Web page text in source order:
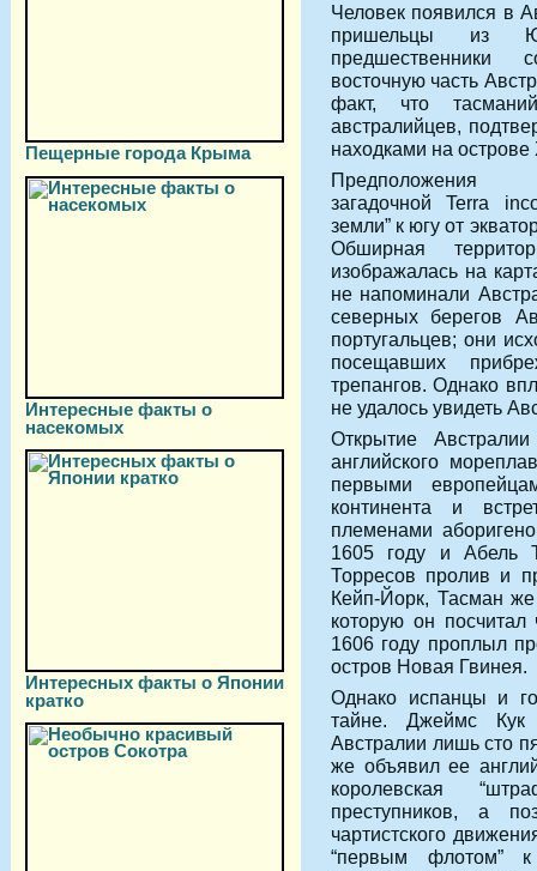
Пещерные города Крыма
Интересные факты о
насекомых
Интересных факты о Японии
кратко
Человек появился в
пришельцы из
предшественники
восточную часть
факт, что
австралийцев,
находками на
загадочной Terra
земли” к югу от
Обширная
изображалась на
не напоминали
северных берегов
португальцев; они
посещавших
трепангов. Однако
не удалось увидеть
Открытие
английского
первыми
континента и
племенами
1605 году и Абель
Торресов пролив и
Кейп-Йорк, Тасман
которую он
1606 году проплыл
остров Новая Гвинея.
Однако испанцы и
тайне. Джеймс Кук
Австралии лишь сто
же объявил ее
королевская
преступников, а
чартистского
“первым флотом” к